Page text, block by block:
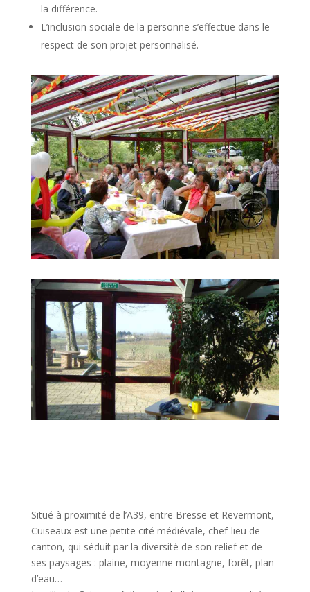
la différence.
L’inclusion sociale de la personne s’effectue dans le
respect de son projet personnalisé.
Situé à proximité de l’A39, entre Bresse et Revermont,
Cuiseaux est une petite cité médiévale, chef-lieu de
canton, qui séduit par la diversité de son relief et de
ses paysages : plaine, moyenne montagne, forêt, plan
d’eau…